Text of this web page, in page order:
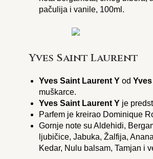
pačulija i vanile, 100ml.
Yves Saint Laurent
Yves Saint Laurent Yod
muškarce.
Yves Saint Laurent Yje
Parfem je kreirao Dominique
Gornje note su Aldehidi,
ljubičice, Jabuka, Žalfija,
Kedar, Nulu balsam, Tamjan i